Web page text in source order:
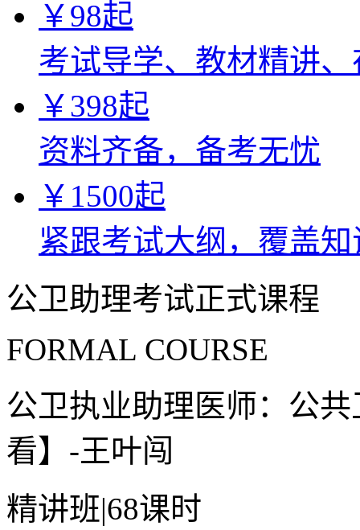
￥98起
考试导学、教材精讲
￥398起
资料齐备，备考无忧
￥ 1500起
紧跟考试大纲，覆盖
公卫助理考试正式课程
FORMAL COURSE
公卫执业助理医师：公
看】-王叶闯
精讲班|68课时